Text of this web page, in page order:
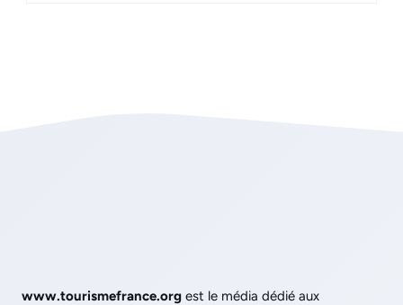
www.tourismefrance.org est le média dédié aux